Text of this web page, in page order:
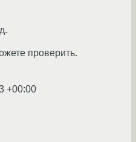
проверить.
+00:00